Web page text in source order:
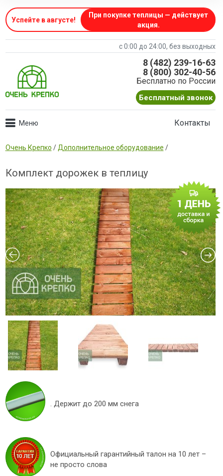
Успейте в августе!
При покупке теплицы — действует
акция.
с 0:00 до 24:00, без выходных
8 (482) 239-16-63
8 (800) 302-40-56
Бесплатно по России
Бесплатный звонок
Контакты
Очень Крепко / Дополнительное оборудование /
Комплект дорожек в теплицу
. Держит до 200 мм снега
Официальный гарантийный талон на 10 лет –
не просто слова